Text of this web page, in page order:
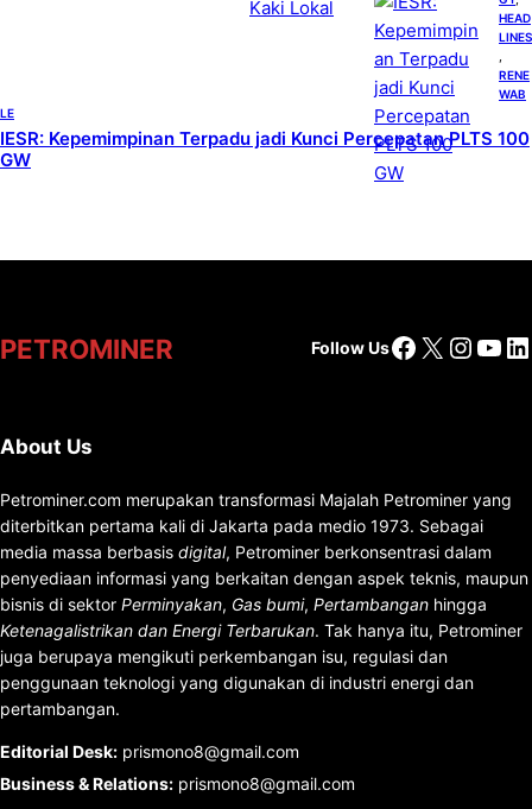
HEAD
LINES
RENE
WAB
LE
IESR: Kepemimpinan Terpadu jadi Kunci Percepatan PLTS 100
GW
PETROMINER Follow UsFacebook
X
About Us
Petrominer.com merupakan transformasi Majalah Petrominer yang
diterbitkan pertama kali di Jakarta pada medio 1973. Sebagai
media massa berbasis digital, Petrominer berkonsentrasi dalam
penyediaan informasi yang berkaitan dengan aspek teknis, maupun
bisnis di sektor Perminyakan, Gas bumi, Pertambangan hingga
Ketenagalistrikan dan Energi Terbarukan. Tak hanya itu, Petrominer
juga berupaya mengikuti perkembangan isu, regulasi dan
penggunaan teknologi yang digunakan di industri energi dan
pertambangan.
Editorial Desk: prismono8@gmail.com
Business & Relations: prismono8@gmail.com